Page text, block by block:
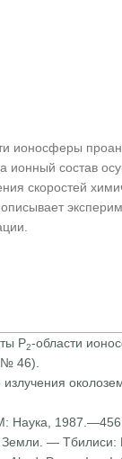
ионосферы
состав
скоростей
Р2-области
№ 46).
Наука, 1987.—456
—